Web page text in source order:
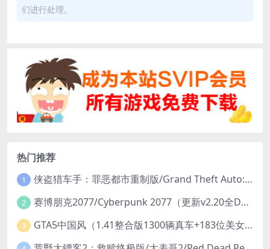
们进行处理。
热门推荐
1 侠盗猎车手：罪恶都市重制版/Grand Theft Auto: Vice City – The Definitive Edition
2 赛博朋克2077/Cyberpunk 2077（更新v2.20全DLC）
3 GTA5中国风（1.41整合版1300辆真车+183位美女与英雄+200%存档）